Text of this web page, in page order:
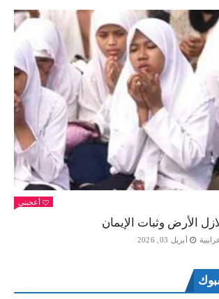
أعجبني
الأرض وثبات الإيمان
أبريل 03, 2026